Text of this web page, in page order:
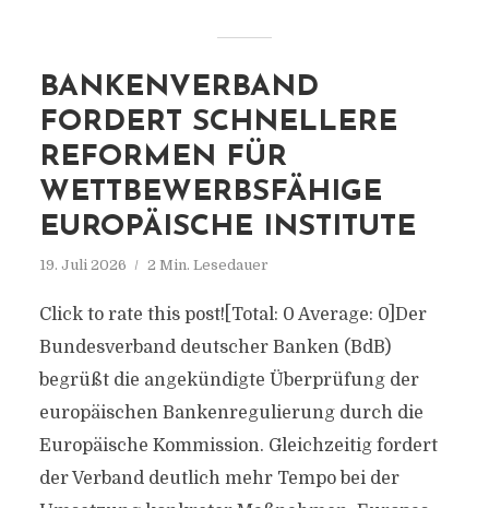
BANKENVERBAND
FORDERT SCHNELLERE
REFORMEN FÜR
WETTBEWERBSFÄHIGE
EUROPÄISCHE INSTITUTE
19. Juli 2026 2 Min. Lesedauer
Click to rate this post![Total: 0 Average: 0]Der
Bundesverband deutscher Banken (BdB)
begrüßt die angekündigte Überprüfung der
europäischen Bankenregulierung durch die
Europäische Kommission. Gleichzeitig fordert
der Verband deutlich mehr Tempo bei der